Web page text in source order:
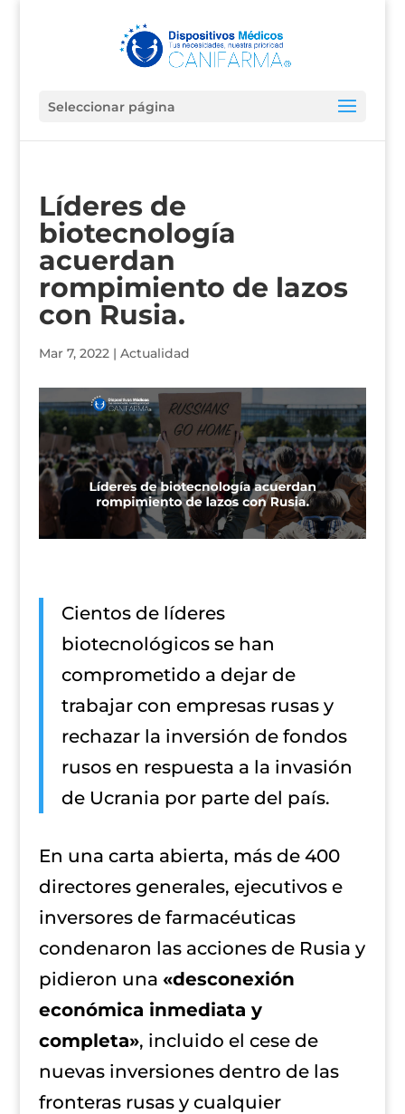
Seleccionar página
Líderes de
biotecnología
acuerdan
rompimiento de lazos
con Rusia.
Mar 7, 2022| Actualidad
Cientos de líderes
biotecnológicos se han
comprometido a dejar de
trabajar con empresas rusas y
rechazar la inversión de fondos
rusos en respuesta a la invasión
de Ucrania por parte del país.
En una carta abierta, más de 400
directores generales, ejecutivos e
inversores de farmacéuticas
condenaron las acciones de Rusia y
pidieron una «desconexión
económica inmediata y
completa», incluido el cese de
nuevas inversiones dentro de las
fronteras rusas y cualquier